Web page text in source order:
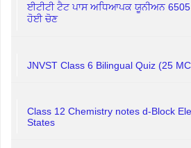
ਈਟੀਟੀ ਟੈਟ ਪਾਸ ਅਧਿਆਪਕ ਯੂਨੀਅਨ 6505
ਹੋਈ ਚੋਣ
JNVST Class 6 Bilingual Quiz (25
Class 12 Chemistry notes d-Block
States